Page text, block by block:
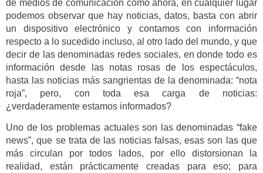
de medios de comunicación como ahora, en cualquier lugar
podemos observar que hay noticias, datos, basta con abrir
un dispositivo electrónico y contamos con información
respecto a lo sucedido incluso, al otro lado del mundo, y que
decir de las denominadas redes sociales, en donde todo es
información desde las notas rosas de los espectáculos,
hasta las noticias más sangrientas de la denominada: “nota
roja”, pero, con toda esa carga de noticias:
¿verdaderamente estamos informados?
Uno de los problemas actuales son las denominadas “fake
news”, que se trata de las noticias falsas, esas son las que
más circulan por todos lados, por ello distorsionan la
realidad, están prácticamente creadas para eso; para